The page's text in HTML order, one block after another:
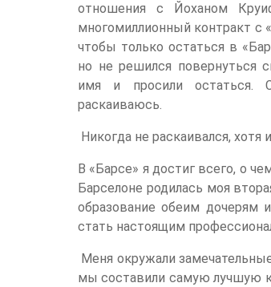
отношения с Йоханом
многомиллионный контракт
чтобы только остаться в
но не решился повернуться
имя и просили остаться.
раскаиваюсь.
Никогда не раскаивался,
В «Барсе» я достиг всего, о
Барселоне родилась моя
образование обеим дочерям
стать настоящим
Меня окружали
мы составили самую лучшую